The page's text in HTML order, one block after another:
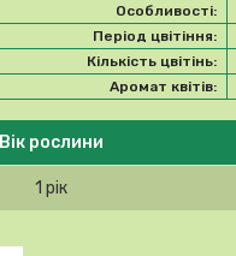
Особливості:
Період цвітіння:
Кількість цвітінь:
Аромат квітів:
Вік рослини
1 рік